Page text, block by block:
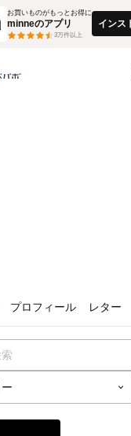
お買いものがもっとお得に
minneのアプリ
3万件以上
インス
プロフィール レター